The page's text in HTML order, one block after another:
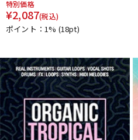
特別価格
¥2,087(税込)
ポイント：1% (18pt)